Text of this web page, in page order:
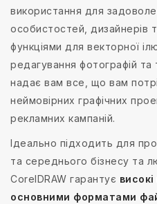
використання для
особистостей, дизайнерів
функціями для векторної
редагування фотографій та
надає вам все, що вам
неймовірних графічних
рекламних кампаній.
Ідеально підходить для
та середнього бізнесу та
CorelDRAW гарантує
основними форматами